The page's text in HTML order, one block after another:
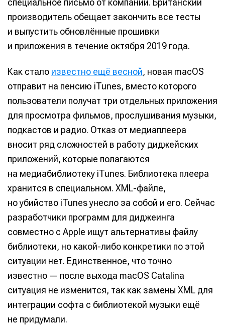
Вы сможете общаться в комментариях,
добавлять материалы в избранное и пользоваться
всеми возможностями сайта.
Электронная
Вы сможете общаться в комментариях,
добавлять материалы в избранное и пользоваться
всеми возможностями сайта.
Электронная
Вы сможете общаться в комментариях,
добавлять материалы в избранное и пользоваться
всеми возможностями сайта.
Электронная
Написание
Исполнение
Инструменты
Оборудование
Индустрия
Сцена
🎙️ Подкаст Миксер
📖 Источники информации
👷 Профили специалистов
Скоро тут что-то будет
🎁 Бесплатные VST
📻 Выбираем
оборудование
✨ Разбираемся в
Вы сможете общаться в комментариях,
добавлять материалы в избранное и пользоваться
всеми возможностями сайта.
Электронная
Написание
Исполнение
Инструменты
Оборудование
Индустрия
Сцена
🎙️ Подкаст Миксер
📖 Источники информации
👷 Профили специалистов
Скоро тут что-то будет
🎁 Бесплатные VST
📻 Выбираем
оборудование
✨ Разбираемся в
производитель обещает закончить все тесты
и выпустить обновлённые прошивки
и приложения в течение октября 2019 года.
Как стало известно ещё весной, новая macOS
отправит на пенсию iTunes, вместо которого
пользователи получат три отдельных приложения
для просмотра фильмов, прослушивания музыки,
подкастов и радио. Отказ от медиаплеера
вносит ряд сложностей в работу диджейских
приложений, которые полагаются
на медиабиблиотеку iTunes. Библиотека плеера
хранится в специальном. XML-файле,
но убийство iTunes унесло за собой и его. Сейчас
разработчики программ для диджеинга
совместно с Apple ищут альтернативы файлу
библиотеки, но какой-либо конкретики по этой
ситуации нет. Единственное, что точно
известно — после выхода macOS Catalina
ситуация не изменится, так как замены XML для
интеграции софта с библиотекой музыки ещё
не придумали.